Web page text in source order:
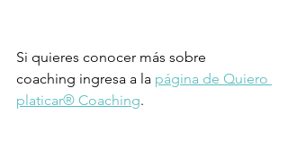
Si quieres conocer más sobre
coaching ingresa a la página de Quiero
platicar® Coaching.